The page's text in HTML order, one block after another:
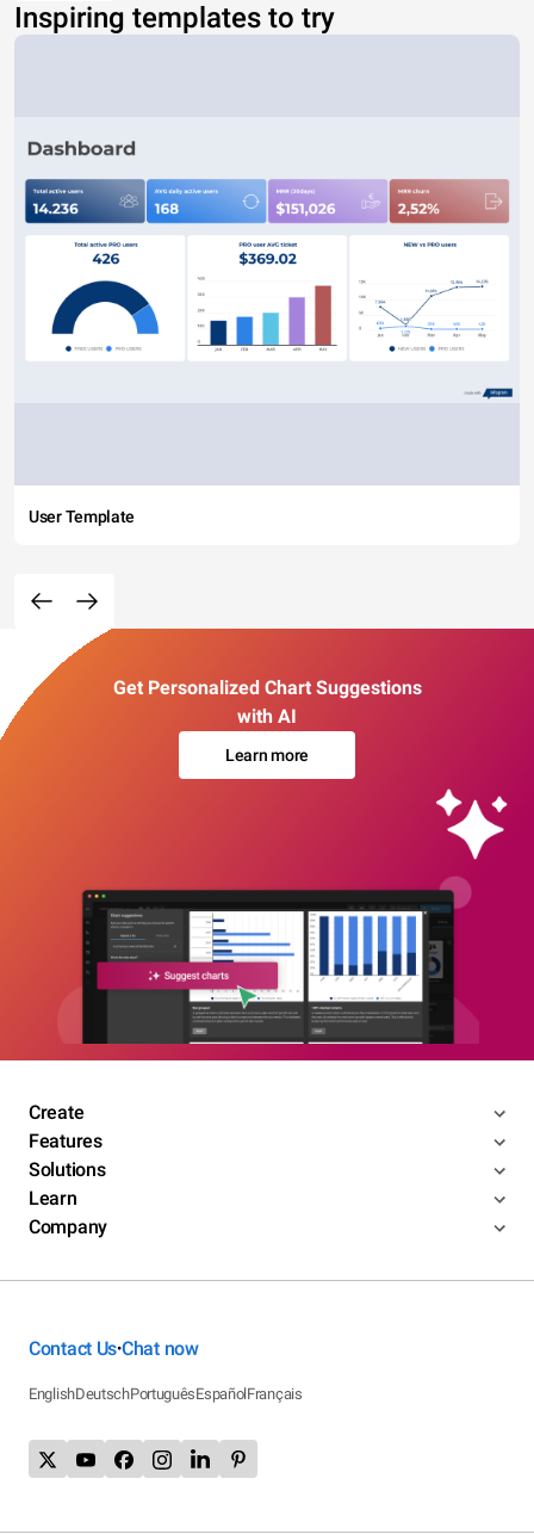
Inspiring templates to try
User Template
Get Personalized Chart Suggestions
with AI
Learn more
Create
Features
Solutions
Learn
Company
Contact Us•Chat now
EnglishDeutschPortuguêsEspañolFrançais